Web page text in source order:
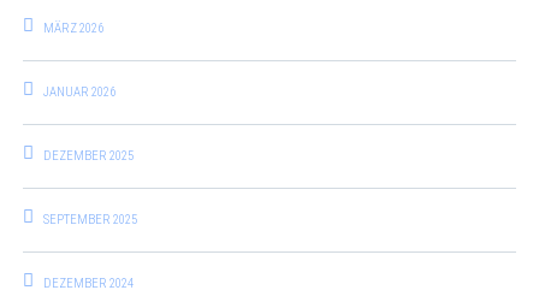
MÄRZ 2026
JANUAR 2026
DEZEMBER 2025
SEPTEMBER 2025
DEZEMBER 2024